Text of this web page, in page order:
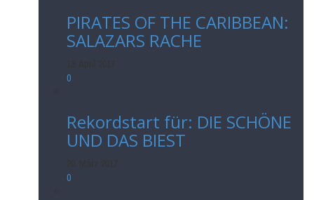
PIRATES OF THE CARIBBEAN:
SALAZARS RACHE
0
Rekordstart für: DIE SCHÖNE
UND DAS BIEST
0